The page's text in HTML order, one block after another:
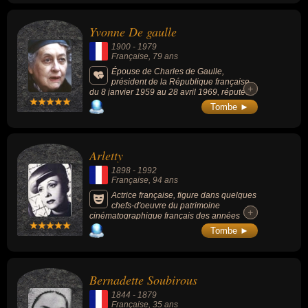
Yvonne De gaulle
1900 - 1979
Française , 79 ans
Épouse de Charles de Gaulle,
président de la République française
du 8 janvier 1959 au 28 avril 1969, réputée
très discrète (bien que présente sur de
nombreuses photos et vidéos, elle ne donna
+
+
Tombe ►
Arletty
1898 - 1992
Française, 94 ans
Actrice française, figure dans quelques
chefs-d'oeuvre du patrimoine
cinématographique français des années
1930 et 1940 : « Hôtel du Nord » (1938), «
Le Jour se lève » (1939), « Les Visiteurs du
+
+
Tombe ►
Bernadette Soubirous
1844 - 1879
Française, 35 ans